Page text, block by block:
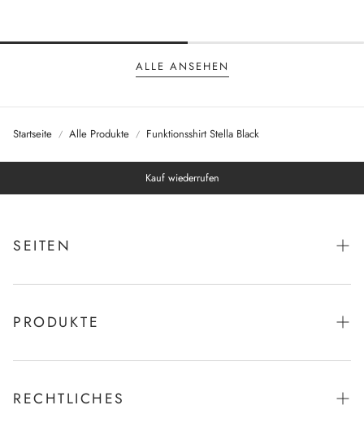
ALLE ANSEHEN
Startseite Alle Produkte Funktionsshirt Stella Black
Kauf wiederrufen
SEITEN
Startseite
Bestseller
Zubehör
PRODUKTE
Bestseller
Reiter
RECHTLICHES